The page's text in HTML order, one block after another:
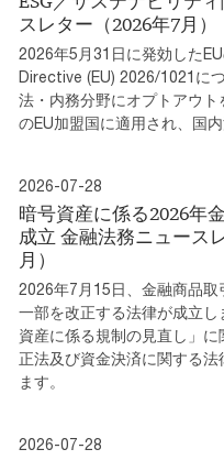
スレター（2026年7月）
2026年5月31日に発効した
Directive (EU) 2026/1021に
法・内務分野にオプトアウ
のEU加盟国に適用され、国
2026-07-28
暗号資産に係る2026年
成立 金融法務ニュース
月）
2026年7月15日、金融商品
一部を改正する法律が成立
資産に係る規制の見直し」
正法及び資金決済に関する
ます。
2026-07-28